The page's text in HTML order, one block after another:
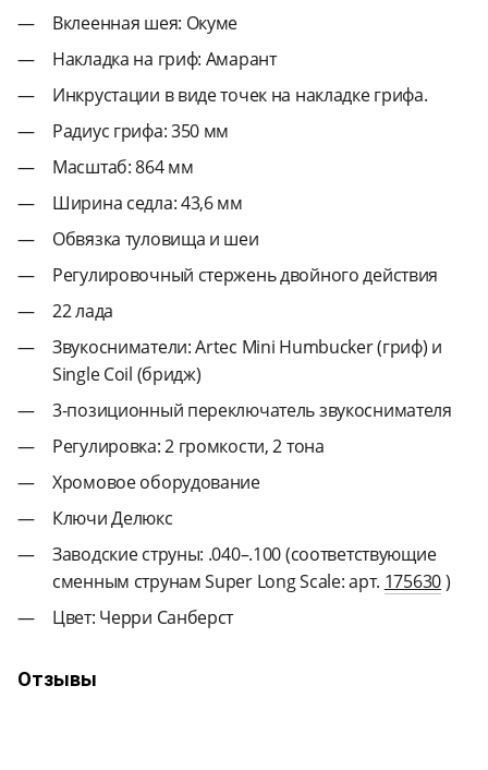
Вклеенная шея: Окуме
Накладка на гриф: Амарант
Инкрустации в виде точек на накладке грифа.
Радиус грифа: 350 мм
Масштаб: 864 мм
Ширина седла: 43,6 мм
Обвязка туловища и шеи
Регулировочный стержень двойного действия
22 лада
Звукосниматели: Artec Mini Humbucker (гриф) и
Single Coil (бридж)
3-позиционный переключатель звукоснимателя
Регулировка: 2 громкости, 2 тона
Хромовое оборудование
Ключи Делюкс
Заводские струны: .040–.100 (соответствующие
сменным струнам Super Long Scale: арт. 175630)
Цвет: Черри Санберст
Отзывы